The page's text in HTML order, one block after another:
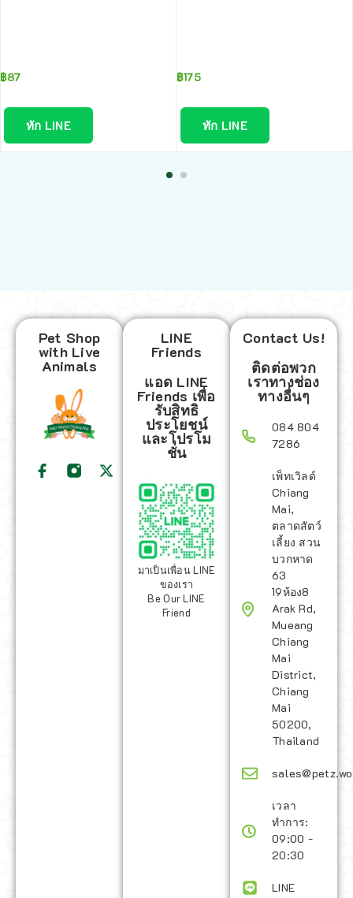
฿87
ทัก LINE
฿175
ทัก LINE
Pet Shop
with Live
Animals
LINE
Friends
แอด LINE
Friends เพื่อ
รับสิทธิ
ประโยชน์
และโปรโม
ชั่น
มาเป็นเพื่อน LINE
ของเรา
Be Our LINE
Friend
Contact Us!
ติดต่อพวก
เราทางช่อง
ทางอื่นๆ
084 804
7286
เพ็ทเวิลด์
Chiang
Mai,
ตลาดสัตว์
เลี้ยง สวน
บวกหาด
63
19ห้อง8
Arak Rd,
Mueang
Chiang
Mai
District,
Chiang
Mai
50200,
Thailand
เวลา
ทำการ:
09:00 -
20:30
LINE